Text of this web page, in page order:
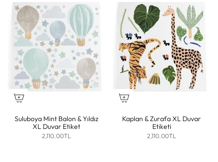
Suluboya Mint Balon & Yıldız
XL Duvar Etiket
2,110.00TL
Kaplan & Zurafa XL Duvar
Etiketi
2,110.00TL